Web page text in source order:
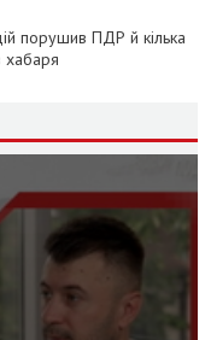
порушив ПДР й кілька
хабаря